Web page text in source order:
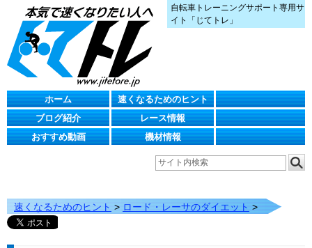
自転車トレーニングサポート専用サ
イト「じてトレ」
ホーム
速くなるためのヒント
ブログ紹介
レース情報
おすすめ動画
機材情報
速くなるためのヒント > ロード・レーサのダイエット >